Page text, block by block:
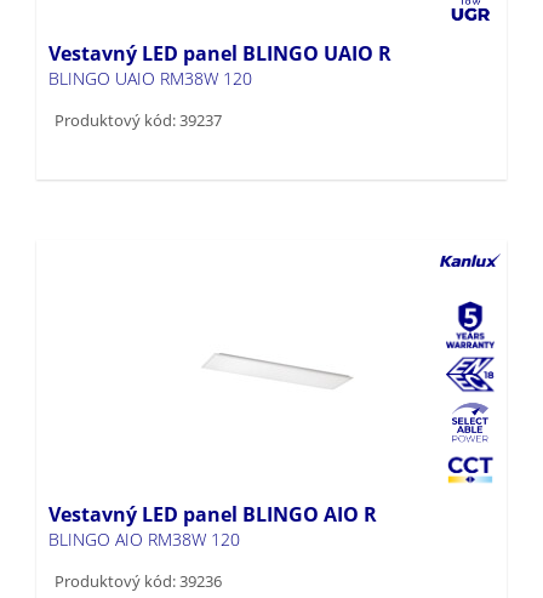
Vestavný LED panel BLINGO UAIO R
BLINGO UAIO RM38W 120
Produktový kód: 39237
Vestavný LED panel BLINGO AIO R
BLINGO AIO RM38W 120
Produktový kód: 39236